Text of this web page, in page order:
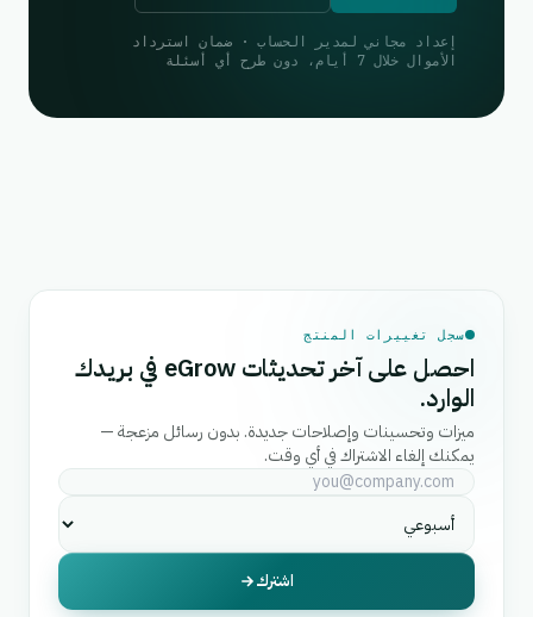
إعداد مجاني لمدير الحساب · ضمان استرداد
الأموال خلال 7 أيام، دون طرح أي أسئلة
سجل تغييرات المنتج
احصل على آخر تحديثات eGrow في بريدك
الوارد.
ميزات وتحسينات وإصلاحات جديدة. بدون رسائل مزعجة —
يمكنك إلغاء الاشتراك في أي وقت.
اشترك